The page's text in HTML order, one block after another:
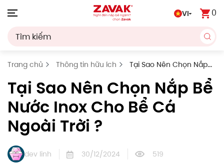
VI 0
Trang chủ Thông tin hữu ích
Tại Sao Nên Chọn Nắp
Tại Sao Nên Chọn Nắp Bể
Nước Inox Cho Bể Cá
Ngoài Trời ?
dev linh 30/12/2024 519